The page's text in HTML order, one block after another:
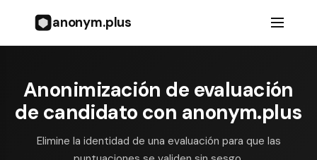
anonym.plus
Anonimización de evaluación
de candidato con anonym.plus
Elimine la identidad de una evaluación para que las